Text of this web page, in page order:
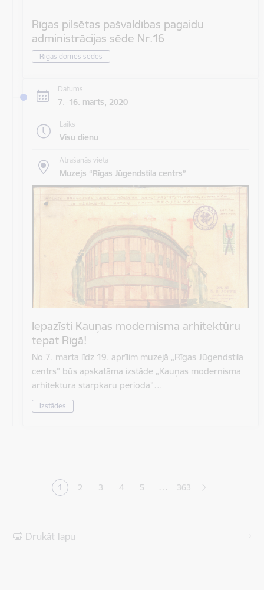
Rīgas pilsētas pašvaldības pagaidu
administrācijas sēde Nr.16
Rīgas domes sēdes
Datums
7.–16. marts, 2020
Laiks
Visu dienu
Atrašanās vieta
Muzejs “Rīgas Jūgendstila centrs”
Iepazīsti Kauņas modernisma arhitektūru
tepat Rīgā!
No 7. marta līdz 19. aprīlim muzejā „Rīgas Jūgendstila
centrs” būs apskatāma izstāde „Kauņas modernisma
arhitektūra starpkaru periodā”…
Izstādes
Pašreizējā lapa
1 Lapa
2 Lapa
3 Lapa
4 Lapa
5 … 363
Drukāt lapu